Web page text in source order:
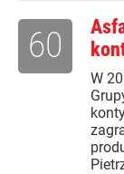
W
60